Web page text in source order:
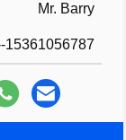
Mr. Barry
15361056787